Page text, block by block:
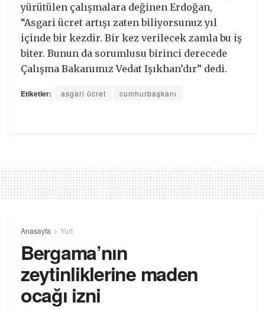
yürütülen çalışmalara değinen Erdoğan,
“Asgari ücret artışı zaten biliyorsunuz yıl
içinde bir kezdir. Bir kez verilecek zamla bu iş
biter. Bunun da sorumlusu birinci derecede
Çalışma Bakanımız Vedat Işıkhan’dır” dedi.
Etiketler: asgari ücret cumhurbaşkanı
Anasayfa Yurt
Bergama’nın
zeytinliklerine maden
ocağı izni